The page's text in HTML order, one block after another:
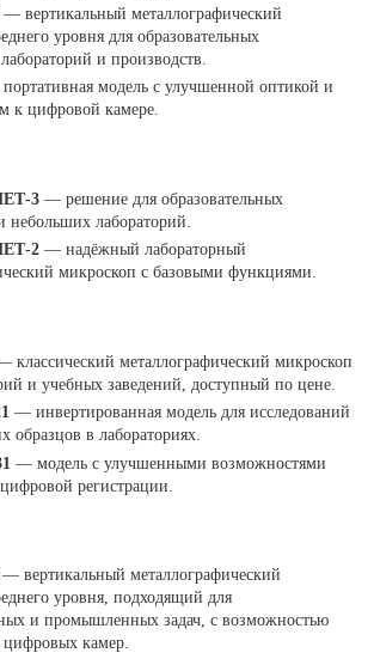
— вертикальный металлографический
уровня для образовательных
и производств.
модель с улучшенной оптикой и
к цифровой камере.
3 — решение для образовательных
небольших лабораторий.
2 — надёжный лабораторный
микроскоп с базовыми функциями.
классический металлографический микроскоп
и учебных заведений, доступный по цене.
— инвертированная модель для исследований
образцов в лабораториях.
— модель с улучшенными возможностями
регистрации.
— вертикальный металлографический
уровня, подходящий для
и промышленных задач, с возможностью
камер.